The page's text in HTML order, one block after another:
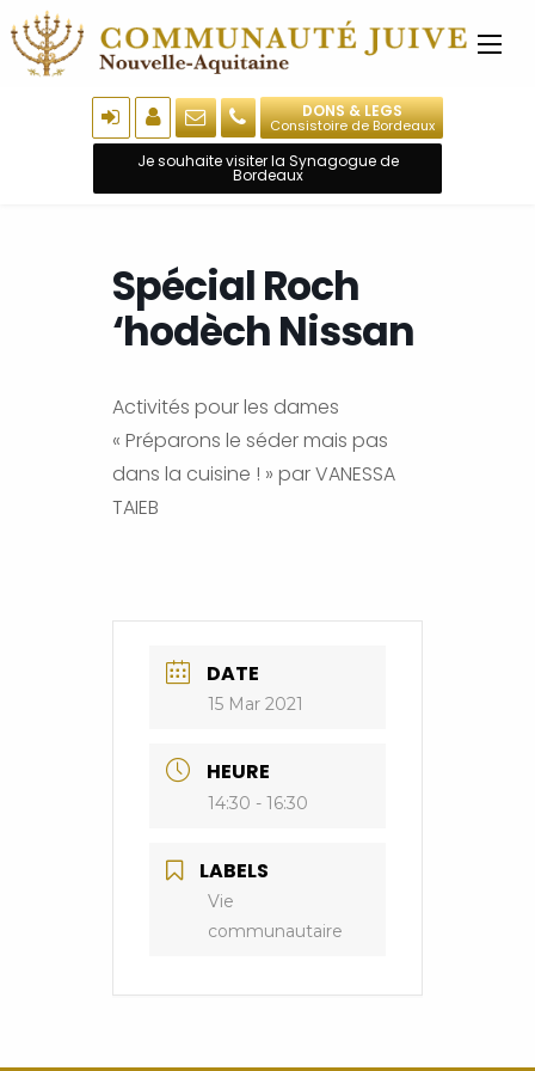
DONS & LEGS
Consistoire de Bordeaux
Je souhaite visiter la Synagogue de
Bordeaux
Spécial Roch
‘hodèch Nissan
Activités pour les dames
« Préparons le séder mais pas
dans la cuisine ! » par VANESSA
TAIEB
DATE
15 Mar 2021
HEURE
14:30 - 16:30
LABELS
Vie
communautaire